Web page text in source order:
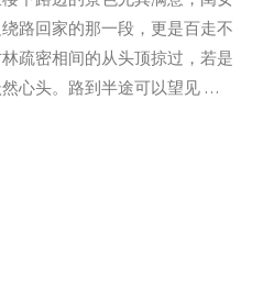
路回家的那一段，更是百走不
疏密相间的从头顶掠过，若是
心头。路到半途可以望见 …